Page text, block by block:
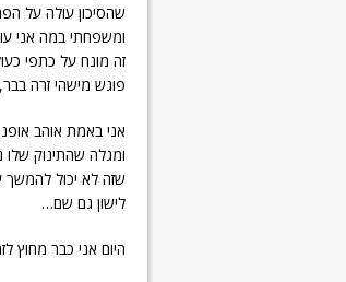
שהסיכון עולה על
ומשפחתי במה אני
זה מונח על כתפי
פוגש מישהי זרה
אני באמת אוהב
ומגלה שהתינוק שלו
שזה לא יכול להמשך
לישון גם שם…
היום אני כבר מחוץ לזה כ-4-5 שנים ואני עדיין מנסה להבין